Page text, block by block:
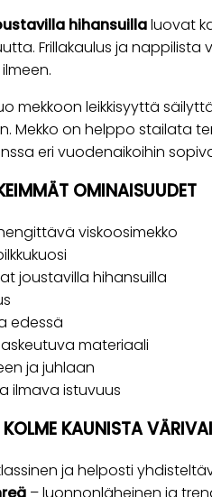
hihansuillaluovat
Frillakaulus ja nappilista
mekkoon leikkisyyttä
Mekko on helppo stailata
eri vuodenaikoihin
OMINAISUUDET
viskoosimekko
joustavilla hihansuilla
edessä
materiaali
ja juhlaan
ilmava istuvuus
KAUNISTA
ja helposti
– luonnonläheinen ja